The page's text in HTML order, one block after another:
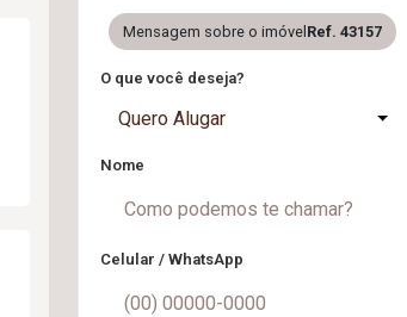
Mensagem sobre o imóvel Ref. 43157
O que você deseja?
Quero Alugar
Nome
Celular / WhatsApp